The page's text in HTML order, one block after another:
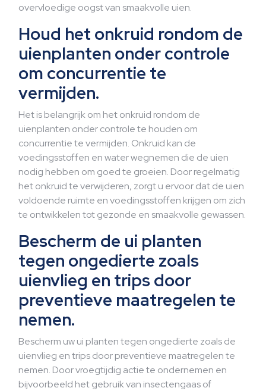
overvloedige oogst van smaakvolle uien.
Houd het onkruid rondom de
uienplanten onder controle
om concurrentie te
vermijden.
Het is belangrijk om het onkruid rondom de
uienplanten onder controle te houden om
concurrentie te vermijden. Onkruid kan de
voedingsstoffen en water wegnemen die de uien
nodig hebben om goed te groeien. Door regelmatig
het onkruid te verwijderen, zorgt u ervoor dat de uien
voldoende ruimte en voedingsstoffen krijgen om zich
te ontwikkelen tot gezonde en smaakvolle gewassen.
Bescherm de ui planten
tegen ongedierte zoals
uienvlieg en trips door
preventieve maatregelen te
nemen.
Bescherm uw ui planten tegen ongedierte zoals de
uienvlieg en trips door preventieve maatregelen te
nemen. Door vroegtijdig actie te ondernemen en
bijvoorbeeld het gebruik van insectengaas of